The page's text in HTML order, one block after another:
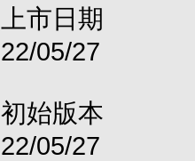
上市日期
22/05/27
初始版本
22/05/27